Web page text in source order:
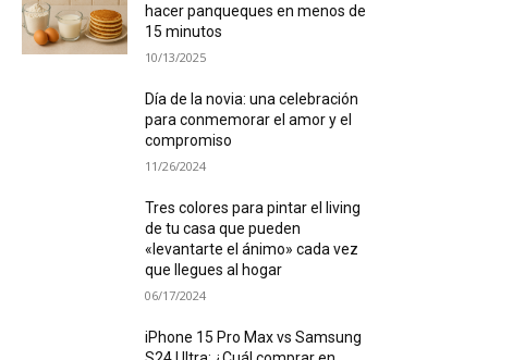
hacer panqueques en menos de
15 minutos
10/13/2025
Día de la novia: una celebración
para conmemorar el amor y el
compromiso
11/26/2024
Tres colores para pintar el living
de tu casa que pueden
«levantarte el ánimo» cada vez
que llegues al hogar
06/17/2024
iPhone 15 Pro Max vs Samsung